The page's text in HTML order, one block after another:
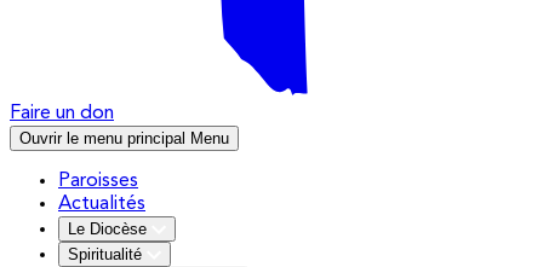
Faire un don
Ouvrir le menu principal Menu
Paroisses
Actualités
Le Diocèse
Spiritualité